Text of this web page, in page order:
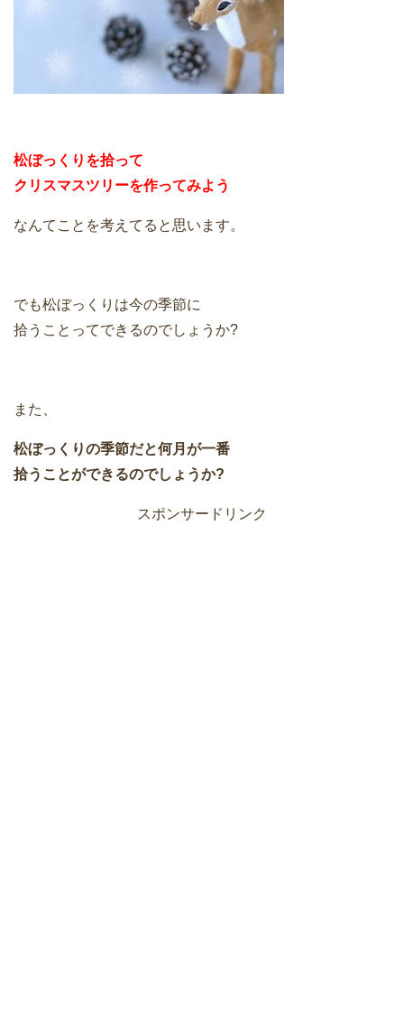
松ぼっくりを拾って
クリスマスツリーを作ってみよう
なんてことを考えてると思います。
でも松ぼっくりは今の季節に
拾うことってできるのでしょうか?
また、
松ぼっくりの季節だと何月が一番
拾うことができるのでしょうか?
スポンサードリンク